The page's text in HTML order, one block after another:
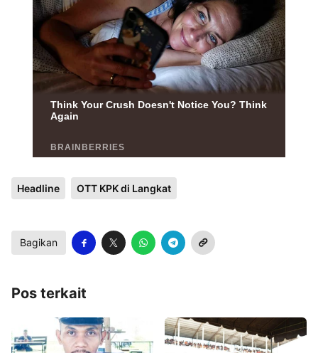
Headline OTT KPK di Langkat
Bagikan
Pos terkait